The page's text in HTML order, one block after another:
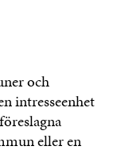
och
intresseenhet
eller en